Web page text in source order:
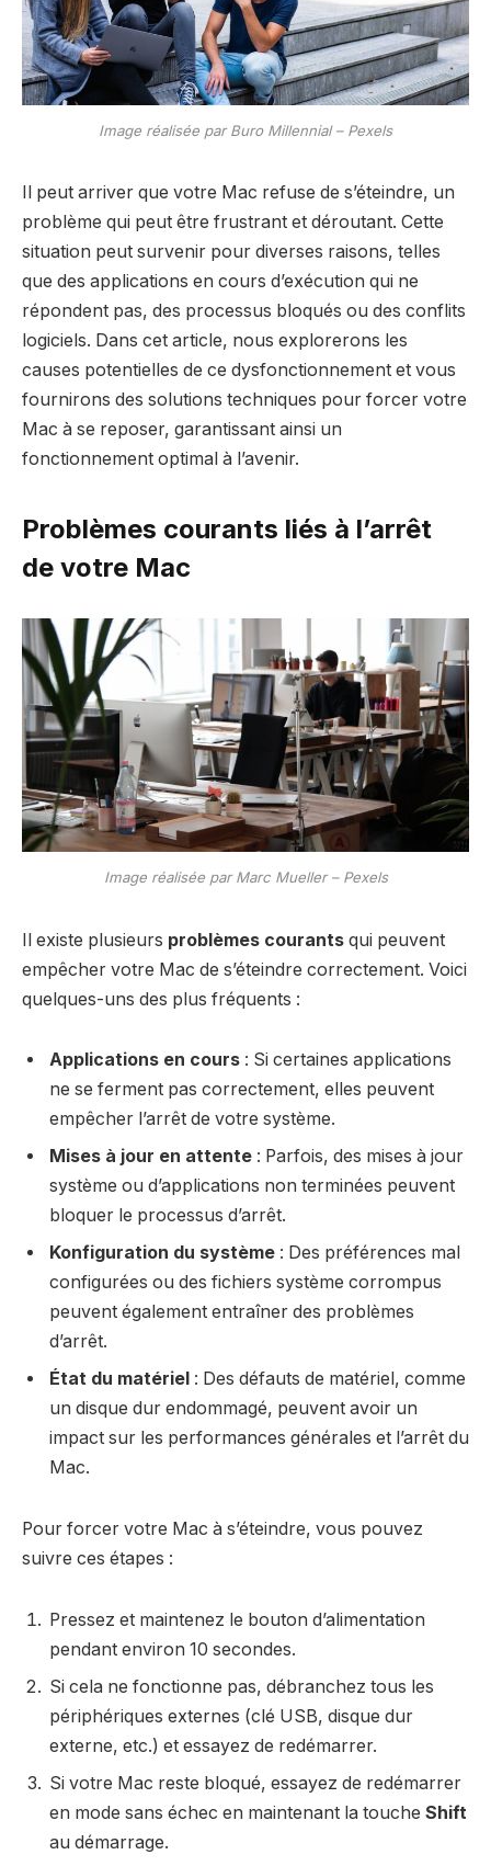
Image réalisée par Buro Millennial – Pexels
Il peut arriver que votre Mac refuse de s’éteindre, un
problème qui peut être frustrant et déroutant. Cette
situation peut survenir pour diverses raisons, telles
que des applications en cours d’exécution qui ne
répondent pas, des processus bloqués ou des conflits
logiciels. Dans cet article, nous explorerons les
causes potentielles de ce dysfonctionnement et vous
fournirons des solutions techniques pour forcer votre
Mac à se reposer, garantissant ainsi un
fonctionnement optimal à l’avenir.
Problèmes courants liés à l’arrêt
de votre Mac
Image réalisée par Marc Mueller – Pexels
Il existe plusieurs problèmes courants qui peuvent
empêcher votre Mac de s’éteindre correctement. Voici
quelques-uns des plus fréquents :
Applications en cours : Si certaines applications
ne se ferment pas correctement, elles peuvent
empêcher l’arrêt de votre système.
Mises à jour en attente : Parfois, des mises à jour
système ou d’applications non terminées peuvent
bloquer le processus d’arrêt.
Konfiguration du système : Des préférences mal
configurées ou des fichiers système corrompus
peuvent également entraîner des problèmes
d’arrêt.
État du matériel : Des défauts de matériel, comme
un disque dur endommagé, peuvent avoir un
impact sur les performances générales et l’arrêt du
Mac.
Pour forcer votre Mac à s’éteindre, vous pouvez
suivre ces étapes :
Pressez et maintenez le bouton d’alimentation
pendant environ 10 secondes.
Si cela ne fonctionne pas, débranchez tous les
périphériques externes (clé USB, disque dur
externe, etc.) et essayez de redémarrer.
Si votre Mac reste bloqué, essayez de redémarrer
en mode sans échec en maintenant la touche Shift
au démarrage.